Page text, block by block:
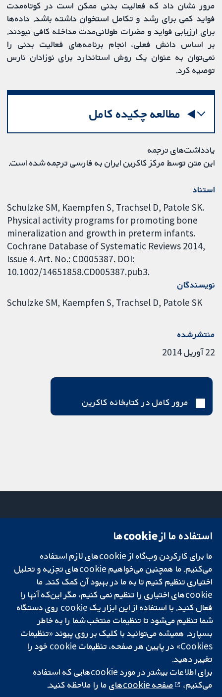
مرور نشان داد که فعالیت بدنی ممکن است در کوتاه‌مدت
فواید کمی برای رشد و تکامل استخوان داشته باشد. داده‌ها
برای ارزیابی فواید و مضرات طولانی‌مدت مداخله کافی نبودند.
بر اساس دانش فعلی، انجام برنامه‌های فعالیت بدنی را
نمی‌توان به عنوان یک روش استاندارد برای نوزادان نارس
توصیه کرد.
مطالعه چکیده کامل
یادداشت‌های ترجمه
این متن توسط مرکز کاکرین ایران به فارسی ترجمه شده است.
استناد
Schulzke SM, Kaempfen S, Trachsel D, Patole SK.
Physical activity programs for promoting bone
mineralization and growth in preterm infants.
Cochrane Database of Systematic Reviews 2014,
Issue 4. Art. No.: CD005387. DOI:
10.1002/14651858.CD005387.pub3.
نویسندگان
Schulzke SM Kaempfen S Trachsel D Patole SK
منتشرشده
22 آوریل 2014
مرور کامل در کتابخانه کاکرین
تحقیقات قابل
اعتماد.
تصمیم‌گیری آگاهانه.
سلامت بهتر.
میدان کاوندیش
لندن
W1G 0AN
بریتانیا
دفتر رسانه‌ای
درباره ما
فرصت‌های
شغلی
Cochrane
Library
شبکه همکاری کاکرین، یک مؤسسه خیریه (شماره 1045921) و یک شرکت با
و ولز است. شماره ثبت مالیات بر ارزش افزوده: GB 718 2127 49.
کپی‌رایت © ۲۰۲۵ همکاری کاکرین
استفاده ما از cookie‌ها
ما برای کارکردن وب‌گاه از cookie‌های لازم استفاده
می‌کنیم. ما همچنین می‌خواهیم cookie‌های تجزیه و تحلیل
اختیاری تنظیم کنیم تا به ما در بهبود آن کمک کند. ما
cookie‌های اختیاری را تنظیم نمی کنیم، مگر این‌که آنها را
فعال کنید. با استفاده از این ابزار یک cookie‌ روی دستگاه
شما تنظیم می‌شود تا تنظیمات منتخب شما را به خاطر
بسپارد. همیشه می‌توانید با کلیک بر روی پیوند «تنظیمات
Cookies» در پایین هر صفحه، تنظیمات cookie‌ خود را
تغییر دهید.
برای اطلاعات بیشتر در مورد cookie‌هایی که استفاده
می‌کنیم،
صفحه cookie‌های ما را ملاحظه کنید.